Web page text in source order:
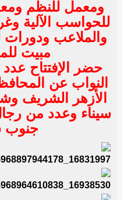
ومعمل للنظم
للحواسب الآلية
والملاعب ودورات
مبيت
حضر الإفتتاح
النواب عن
الأزهر الشريف
سيناء وعدد من
جنوب